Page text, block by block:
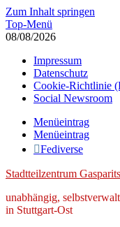
Zum Inhalt springen
Top-Menü
08/08/2026
Impressum
Datenschutz
Cookie-Richtlinie
Social Newsroom
Menüeintrag
Menüeintrag
Fediverse
Stadtteilzentrum
unabhängig,
in Stuttgart-Ost